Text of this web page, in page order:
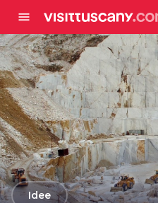
menu
arrow_backIdee